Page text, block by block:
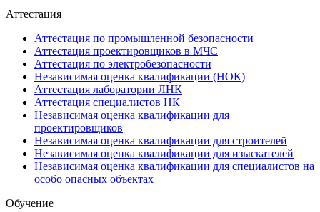
Аттестация
Аттестация по промышленной безопасности
Аттестация проектировщиков в МЧС
Аттестация по электробезопасности
Независимая оценка квалификации (НОК)
Аттестация лаборатории ЛНК
Аттестация специалистов НК
Независимая оценка квалификации для
проектировщиков
Независимая оценка квалификации для строителей
Независимая оценка квалификации для изыскателей
Независимая оценка квалификации для специалистов на
особо опасных объектах
Обучение